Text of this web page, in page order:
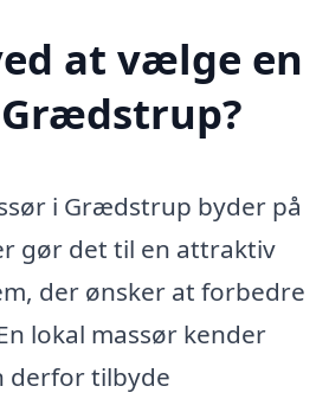
at vælge en
i Grædstrup byder på
gør det til en attraktiv
der ønsker at forbedre
lokal massør kender
derfor tilbyde